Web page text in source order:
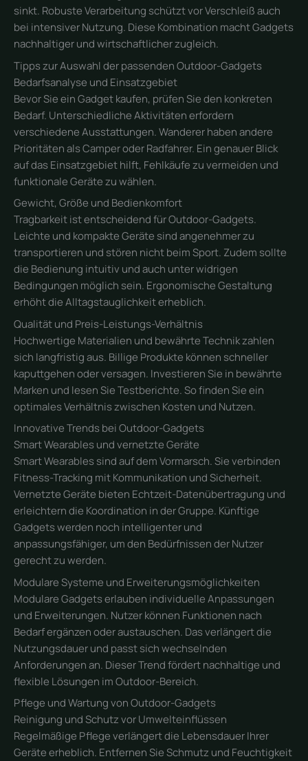
sinkt. Robuste Verarbeitung schützt vor Verschleiß auch
bei intensiver Nutzung. Diese Kombination macht Gadgets
nachhaltiger und wirtschaftlicher zugleich.
Tipps zur Auswahl der passenden Outdoor-Gadgets
Bedarfsanalyse und Einsatzgebiet
Bevor Sie ein Gadget kaufen, prüfen Sie den konkreten
Bedarf. Unterschiedliche Aktivitäten erfordern
verschiedene Ausstattungen. Wanderer haben andere
Prioritäten als Camper oder Radfahrer. Ein genauer Blick
auf das Einsatzgebiet hilft, Fehlkäufe zu vermeiden und
funktionale Geräte zu wählen.
Gewicht, Größe und Bedienkomfort
Tragbarkeit ist entscheidend für Outdoor-Gadgets.
Leichte und kompakte Geräte sind angenehmer zu
transportieren und stören nicht beim Sport. Zudem sollte
die Bedienung intuitiv und auch unter widrigen
Bedingungen möglich sein. Ergonomische Gestaltung
erhöht die Alltagstauglichkeit erheblich.
Qualität und Preis-Leistungs-Verhältnis
Hochwertige Materialien und bewährte Technik zahlen
sich langfristig aus. Billige Produkte können schneller
kaputtgehen oder versagen. Investieren Sie in bewährte
Marken und lesen Sie Testberichte. So finden Sie ein
optimales Verhältnis zwischen Kosten und Nutzen.
Innovative Trends bei Outdoor-Gadgets
Smart Wearables und vernetzte Geräte
Smart Wearables sind auf dem Vormarsch. Sie verbinden
Fitness-Tracking mit Kommunikation und Sicherheit.
Vernetzte Geräte bieten Echtzeit-Datenübertragung und
erleichtern die Koordination in der Gruppe. Künftige
Gadgets werden noch intelligenter und
anpassungsfähiger, um den Bedürfnissen der Nutzer
gerecht zu werden.
Modulare Systeme und Erweiterungsmöglichkeiten
Modulare Gadgets erlauben individuelle Anpassungen
und Erweiterungen. Nutzer können Funktionen nach
Bedarf ergänzen oder austauschen. Das verlängert die
Nutzungsdauer und passt sich wechselnden
Anforderungen an. Dieser Trend fördert nachhaltige und
flexible Lösungen im Outdoor-Bereich.
Pflege und Wartung von Outdoor-Gadgets
Reinigung und Schutz vor Umwelteinflüssen
Regelmäßige Pflege verlängert die Lebensdauer Ihrer
Geräte erheblich. Entfernen Sie Schmutz und Feuchtigkeit